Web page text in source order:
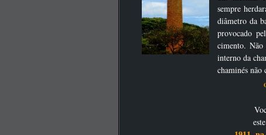
sempre
diâmetro da
provocado
cimento.
interno da
chaminés não
CLIQUE